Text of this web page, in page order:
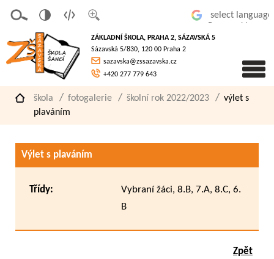
písmo
á
verze
pro
slaboz
raké
ZÁKLADNÍ ŠKOLA, PRAHA 2, SÁZAVSKÁ 5
Sázavská 5/830, 120 00 Praha 2
sazavska@zssazavska.cz
+420 277 779 643
škola fotogalerie školní rok 2022/2023
výlet s
plaváním
Výlet s plaváním
Třídy:
Vybraní žáci, 8.B, 7.A, 8.C, 6.
B
Zpět